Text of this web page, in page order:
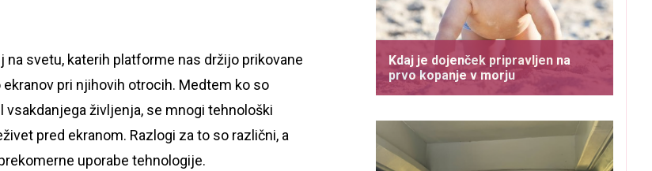
svetu, katerih platforme nas držijo prikovane
pri njihovih otrocih. Medtem ko so
življenja, se mnogi tehnološki
pred ekranom. Razlogi za to so različni, a
uporabe tehnologije.
Kdaj je dojenček pripravljen na
prvo kopanje v morju